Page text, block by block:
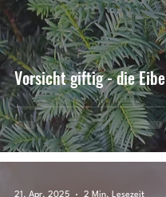
Vorsicht giftig - die Eibe
21. Apr. 2025 2 Min. Lesezeit